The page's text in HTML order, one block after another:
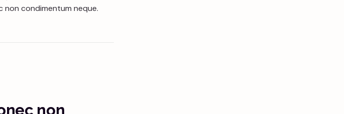
non condimentum neque.
non